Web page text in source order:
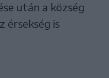
után a község
érsekség is